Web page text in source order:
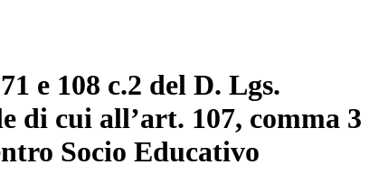
e 108 c.2 del D. Lgs.
di cui all’art. 107, comma 3
Socio Educativo